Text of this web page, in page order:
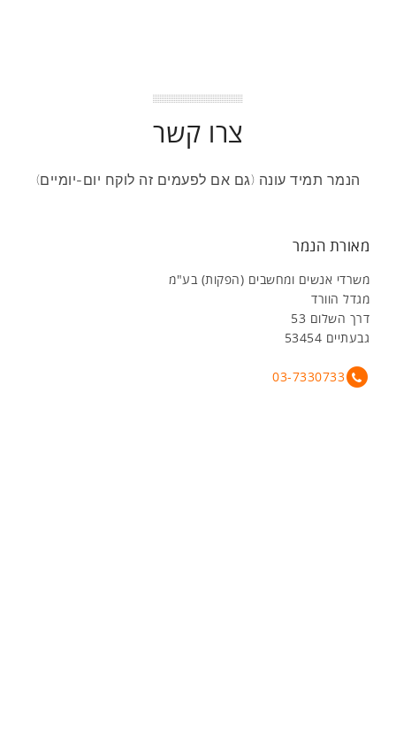
צרו קשר
הנמר תמיד עונה (גם אם לפעמים זה לוקח יום-יומיים)
מאורת הנמר
משרדי אנשים ומחשבים (הפקות) בע"מ
מגדל הוורד
דרך השלום 53
גבעתיים 53454
03-7330733